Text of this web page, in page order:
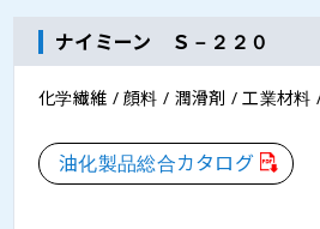
ナイミーン Ｓ－２２０
化学繊維 / 顔料 / 潤滑剤 / 工業材料
油化製品総合カタログ